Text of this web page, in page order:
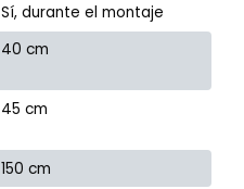
Sí, durante el montaje
40 cm
45 cm
150 cm